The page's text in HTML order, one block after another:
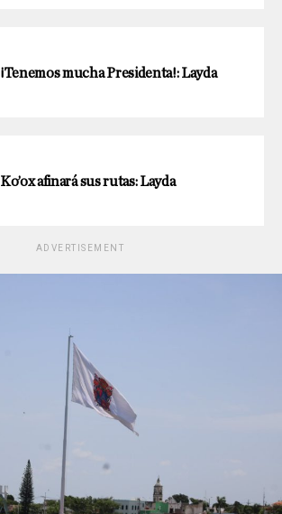
¡Tenemos mucha Presidenta!: Layda
Ko’ox afinará sus rutas: Layda
ADVERTISEMENT